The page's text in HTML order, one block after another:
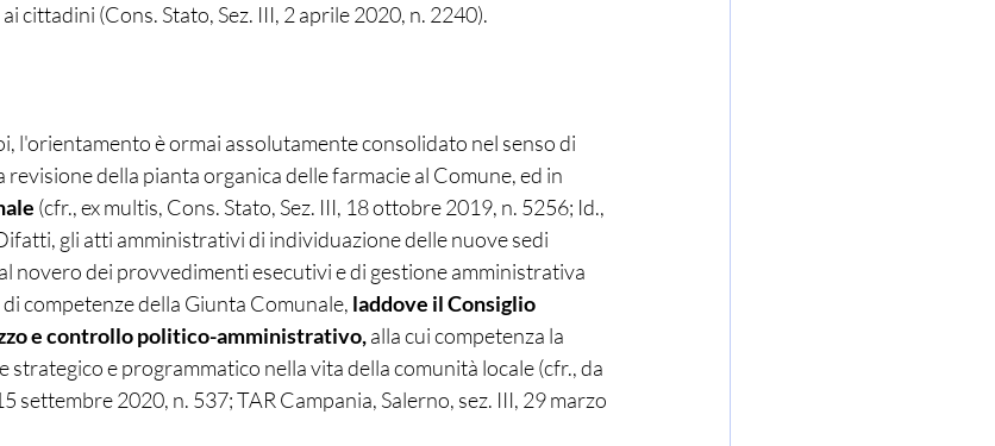
cittadini (Cons. Stato, Sez. III, 2 aprile 2020, n. 2240).
l'orientamento è ormai assolutamente consolidato nel senso di
della pianta organica delle farmacie al Comune, ed in
(cfr., ex multis, Cons. Stato, Sez. III, 18 ottobre 2019, n. 5256; Id.,
gli atti amministrativi di individuazione delle nuove sedi
novero dei provvedimenti esecutivi e di gestione amministrativa
competenze della Giunta Comunale, laddove il Consiglio
e controllo politico-amministrativo, alla cui competenza la
strategico e programmatico nella vita della comunità locale (cfr., da
settembre 2020, n. 537; TAR Campania, Salerno, sez. III, 29 marzo